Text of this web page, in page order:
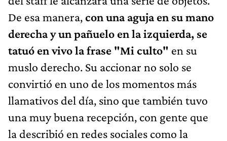
De esa manera,con una aguja en su mano
derecha y un pañuelo en la izquierda, se
tatuó en vivo la frase "Mi culto" en su
muslo derecho. Su accionar no solo se
convirtió en uno de los momentos más
llamativos del día, sino que también tuvo
una muy buena recepción, con gente que
la describió en redes sociales como la